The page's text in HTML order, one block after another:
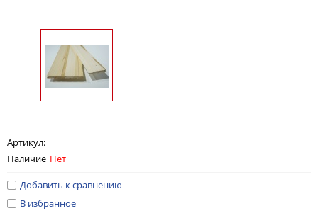
Артикул:
Наличие Нет
Добавить к сравнению
В избранное